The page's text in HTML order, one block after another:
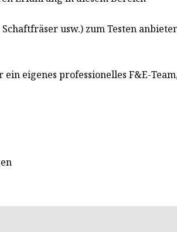
usw.) zum Testen
eigenes professionelles F&E-